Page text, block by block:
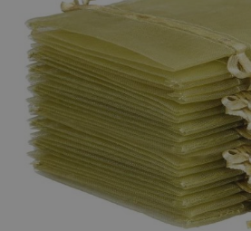
geuren - men kan er bijv. gedroogde
geurbolletjes en nog vele andere